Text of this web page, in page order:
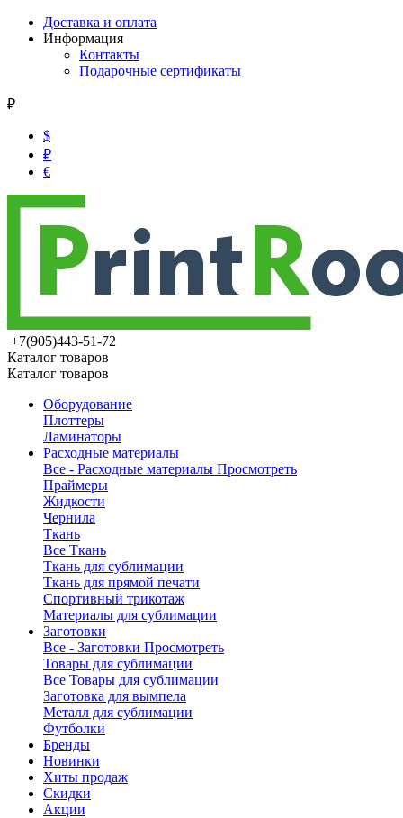
Доставка и оплата
Информация
Контакты
Подарочные сертификаты
₽
$
₽
€
+7(905)443-51-72
Каталог товаров
Каталог товаров
Оборудование
Плоттеры
Ламинаторы
Расходные материалы
Все - Расходные материалы Просмотреть
Праймеры
Жидкости
Чернила
Ткань
Все Ткань
Ткань для сублимации
Ткань для прямой печати
Спортивный трикотаж
Материалы для сублимации
Заготовки
Все - Заготовки Просмотреть
Товары для сублимации
Все Товары для сублимации
Заготовка для вымпела
Металл для сублимации
Футболки
Бренды
Новинки
Хиты продаж
Скидки
Акции